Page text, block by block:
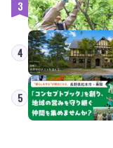
3
4
5